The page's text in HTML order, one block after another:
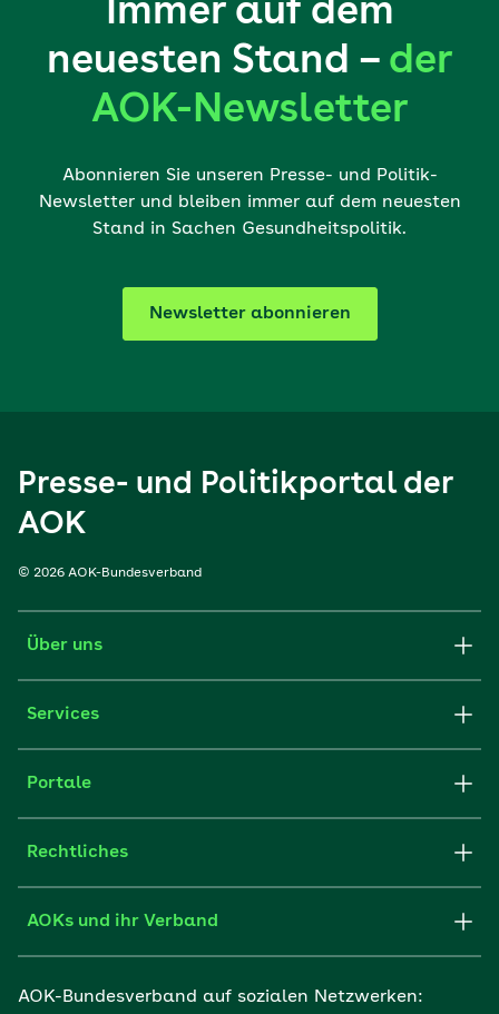
Immer auf dem
neuesten Stand – der
AOK-Newsletter
Abonnieren Sie unseren Presse- und Politik-
Newsletter und bleiben immer auf dem neuesten
Stand in Sachen Gesundheitspolitik.
Newsletter abonnieren
Presse- und Politikportal der
AOK
© 2026 AOK-Bundesverband
Über uns
Services
Portale
Rechtliches
AOKs und ihr Verband
AOK-Bundesverband auf sozialen Netzwerken: